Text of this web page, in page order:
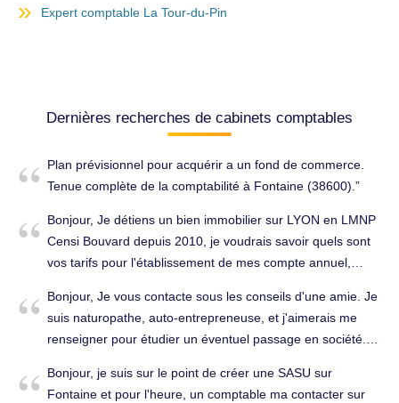
Expert comptable La Tour-du-Pin
Dernières recherches de cabinets comptables
Plan prévisionnel pour acquérir a un fond de commerce.
Tenue complète de la comptabilité à Fontaine (38600).
Bonjour, Je détiens un bien immobilier sur LYON en LMNP
Censi Bouvard depuis 2010, je voudrais savoir quels sont
vos tarifs pour l'établissement de mes compte annuel,
compléter la déclaration complémentaire de revenus
2042C. Cordialement, Cédric OLLIER. Établissement des
comptes annuels à Fontaine (38600).
Bonjour, Je vous contacte sous les conseils d'une amie. Je
suis naturopathe, auto-entrepreneuse, et j'aimerais me
renseigner pour étudier un éventuel passage en société.
des comptes annuels à Fontaine (38600).
Bonjour, je suis sur le point de créer une SASU sur
Fontaine et pour l'heure, un comptable ma contacter sur